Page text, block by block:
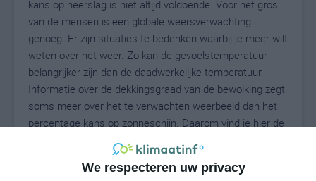
We respecteren uw privacy
kans op neerslag is niet altijd voldoende. Voor het gros
van de mensen is een globale weersverwachting
genoeg. Er zijn situaties te bedenken waarbij je meer wilt
weten over het weer. Zo kan de gevoelstemperatuur
belangrijker zijn dan de daadwerkelijke temperatuur.
Informatie over de dekkingsgraad van de bewolking zegt
soms meer over het te verwachten weerbeeld dan het
percentage kans op zonneschijn. Daarom vind je hier de
uitgebreide weersvoorspelling voor Albersdorf.